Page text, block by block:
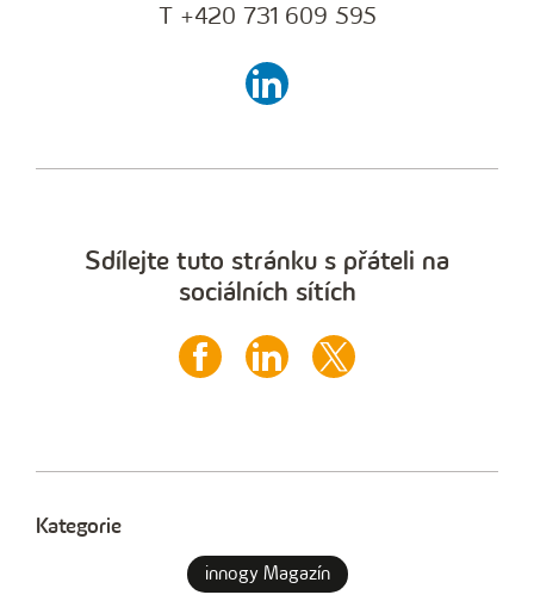
T +420 731 609 595
Sdílejte tuto stránku s přáteli na
sociálních sítích
Kategorie
innogy Magazín